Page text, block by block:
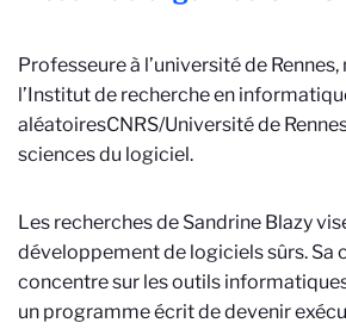
Professeure à l’université de
l’Institut de recherche en
aléatoiresCNRS/Université de
sciences du logiciel.
Les recherches de Sandrine Blazy
développement de logiciels sûrs. Sa
concentre sur les outils
un programme écrit de devenir